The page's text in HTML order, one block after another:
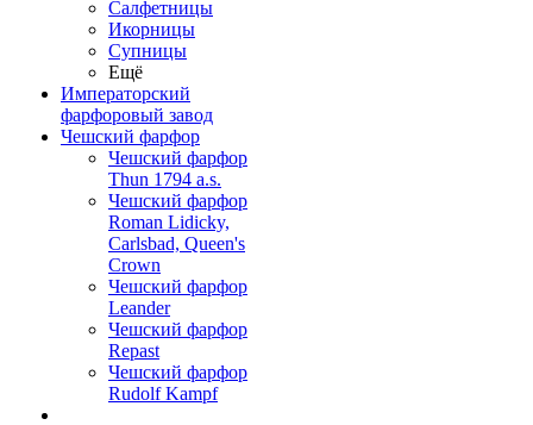
Салфетницы
Икорницы
Супницы
Ещё
Императорский
фарфоровый завод
Чешский фарфор
Чешский фарфор
Thun 1794 a.s.
Чешский фарфор
Roman Lidicky,
Carlsbad, Queen's
Crown
Чешский фарфор
Leander
Чешский фарфор
Repast
Чешский фарфор
Rudolf Kampf